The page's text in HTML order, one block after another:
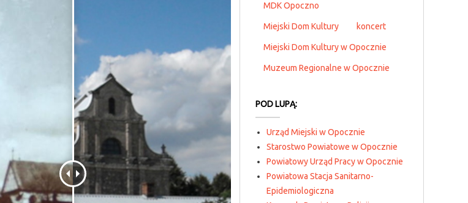
MDK Opoczno
Miejski Dom Kultury koncert
Miejski Dom Kultury w Opocznie
Muzeum Regionalne w Opocznie
POD LUPĄ:
Urząd Miejski w Opocznie
Starostwo Powiatowe w Opocznie
Powiatowy Urząd Pracy w Opocznie
Powiatowa Stacja Sanitarno-
Epidemiologiczna